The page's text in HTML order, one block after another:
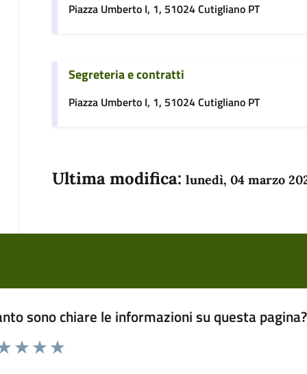
Piazza Umberto I, 1, 51024 Cutigliano PT
Segreteria e contratti
Piazza Umberto I, 1, 51024 Cutigliano PT
Ultima modifica: lunedì, 04 marzo
sono chiare le informazioni su questa pagina?
da 1 a 5 stelle la pagina